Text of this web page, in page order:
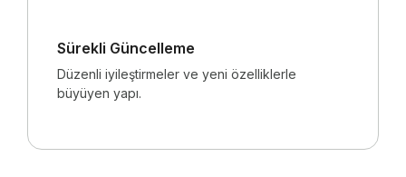
Sürekli Güncelleme
Düzenli iyileştirmeler ve yeni özelliklerle
büyüyen yapı.